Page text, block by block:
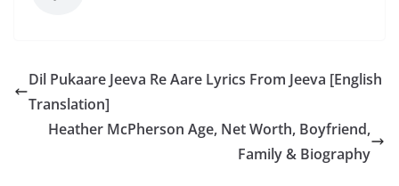
Dil Pukaare Jeeva Re Aare Lyrics From Jeeva [English
Translation]
Heather McPherson Age, Net Worth, Boyfriend,
Family & Biography